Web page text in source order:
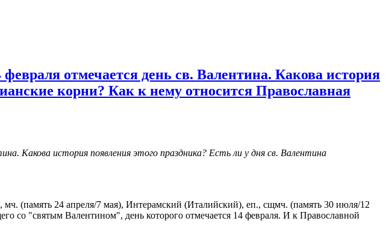
отмечается день св. Валентина. Какова история
корни? Как к нему относится Православная
Какова история появления этого праздника? Есть ли у дня св. Валентина
(память 24 апреля/7 мая), Интерамский (Италийский), еп., сщмч. (память 30 июля/12
со "святым Валентином", день которого отмечается 14 февраля. И к Православной